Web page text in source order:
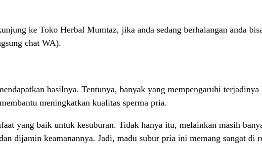
ke Toko Herbal Mumtaz, jika anda sedang berhalangan anda
chat WA).
hasilnya. Tentunya, banyak yang mempengaruhi
meningkatkan kualitas sperma pria.
yang baik untuk kesuburan. Tidak hanya itu, melainkan masih
dijamin keamanannya. Jadi, madu subur pria ini memang sangat di